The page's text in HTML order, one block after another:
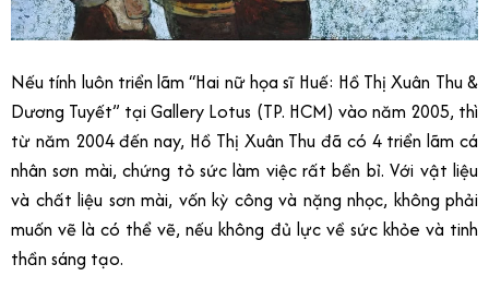
Nếu tính luôn triển lãm “Hai nữ họa sĩ Huế: Hồ Thị Xuân Thu &
Dương Tuyết” tại Gallery Lotus (TP. HCM) vào năm 2005, thì
từ năm 2004 đến nay, Hồ Thị Xuân Thu đã có 4 triển lãm cá
nhân sơn mài, chứng tỏ sức làm việc rất bền bỉ. Với vật liệu
và chất liệu sơn mài, vốn kỳ công và nặng nhọc, không phải
muốn vẽ là có thể vẽ, nếu không đủ lực về sức khỏe và tinh
thần sáng tạo.